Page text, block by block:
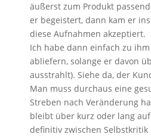
äußerst zum Produkt
er begeistert, dann kam er
diese Aufnahmen akzeptiert.
Ich habe dann einfach zu
abliefern, solange er davon
ausstrahlt). Siehe da, der
Man muss durchaus eine
Streben nach Veränderung
bleibt über kurz oder lang
definitiv zwischen